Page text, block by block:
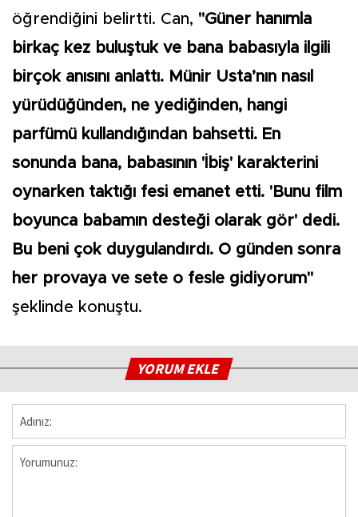
öğrendiğini belirtti. Can, "Güner hanımla
birkaç kez buluştuk ve bana babasıyla ilgili
birçok anısını anlattı. Münir Usta’nın nasıl
yürüdüğünden, ne yediğinden, hangi
parfümü kullandığından bahsetti. En
sonunda bana, babasının 'İbiş' karakterini
oynarken taktığı fesi emanet etti. 'Bunu film
boyunca babamın desteği olarak gör' dedi.
Bu beni çok duygulandırdı. O günden sonra
her provaya ve sete o fesle gidiyorum"
şeklinde konuştu.
YORUM EKLE